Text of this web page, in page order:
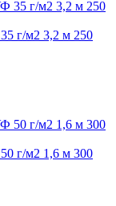
г/м2 3,2 м 250
г/м2 1,6 м 300